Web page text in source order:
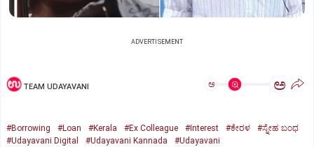
ADVERTISEMENT
TEAM UDAYAVANI ಅ ಅ
#Borrowing #Loan #Kerala #Ex Colleague #Interest #ಕೇರಳ
#ಸ್ನೇಹ ಬಂಧ
#Udayavani Digital
#Udayavani Kannada #Udayavani